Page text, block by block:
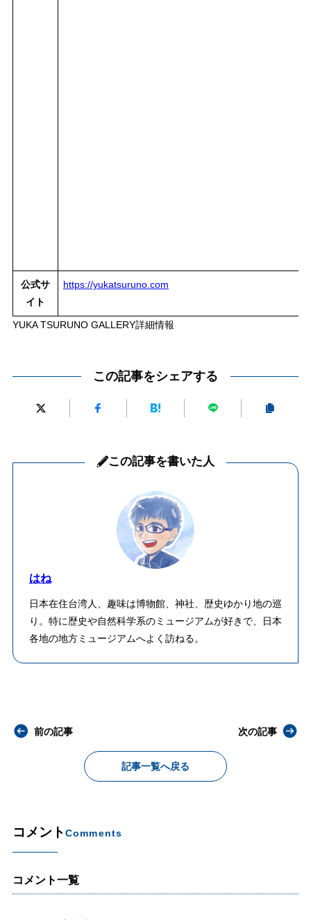
公式サ
イト
https://yukatsuruno.com
YUKA TSURUNO GALLERY詳細情報
この記事をシェアする
この記事を書いた人
はね
日本在住台湾人、趣味は博物館、神社、歴史ゆかり地の巡
り。特に歴史や自然科学系のミュージアムが好きで、日本
各地の地方ミュージアムへよく訪ねる。
前の記事
記事一覧へ戻る
次の記事
コメントComments
コメント一覧